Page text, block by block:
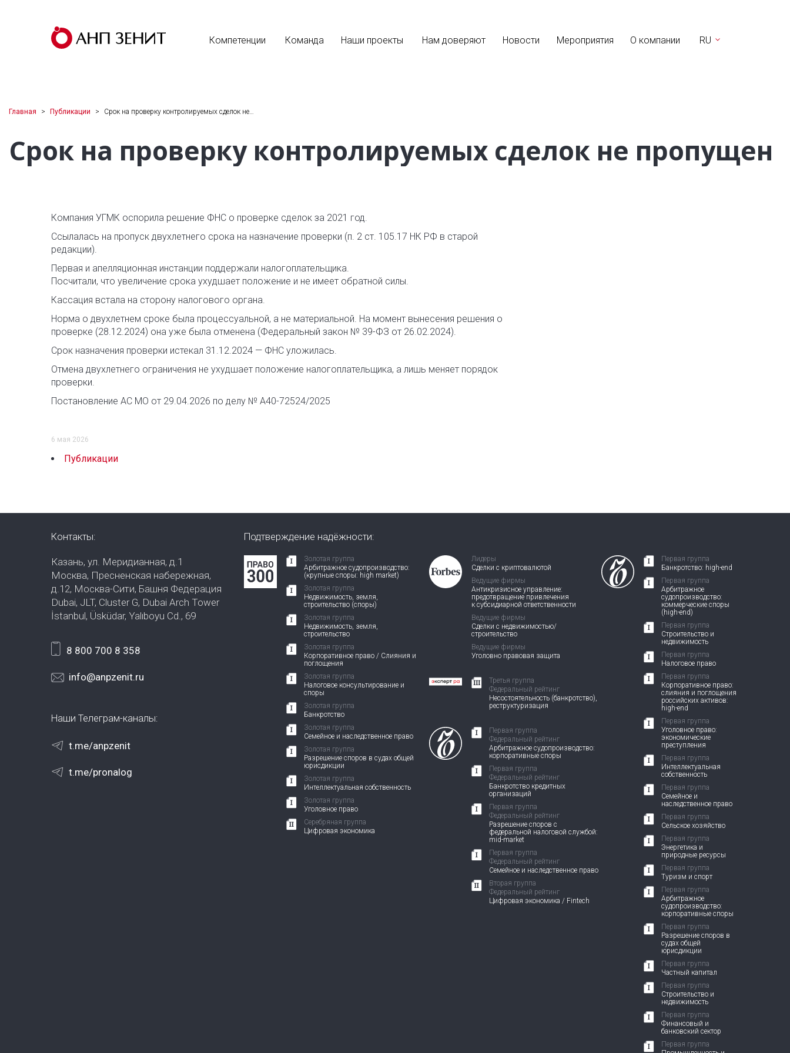
Компетенции Команда Наши проекты Нам доверяют Новости Мероприятия О компании RU
Главная Публикации Срок на проверку контролируемых сделок не…
Срок на проверку контролируемых сделок не пропущен
Компания УГМК оспорила решение ФНС о проверке сделок за 2021 год.
Ссылалась на пропуск двухлетнего срока на назначение проверки (п. 2 ст. 105.17 НК РФ в старой
редакции).
Первая и апелляционная инстанции поддержали налогоплательщика.
Посчитали, что увеличение срока ухудшает положение и не имеет обратной силы.
Кассация встала на сторону налогового органа.
Норма о двухлетнем сроке была процессуальной, а не материальной. На момент вынесения решения о
проверке (28.12.2024) она уже была отменена (Федеральный закон № 39-ФЗ от 26.02.2024).
Срок назначения проверки истекал 31.12.2024 — ФНС уложилась.
Отмена двухлетнего ограничения не ухудшает положение налогоплательщика, а лишь меняет порядок
проверки.
Постановление АС МО от 29.04.2026 по делу № А40-72524/2025
6 мая 2026
Публикации
Контакты:
Казань, ул. Меридианная, д.1
Москва, Пресненская набережная,
д.12, Москва-Сити, Башня Федерация
Dubai, JLT, Cluster G, Dubai Arch Tower
İstanbul, Üsküdar, Yalıboyu Cd., 69
8 800 700 8 358
info@anpzenit.ru
Наши Телеграм-каналы:
t.me/anpzenit
t.me/pronalog
Подтверждение надёжности:
Золотая группа
Арбитражное судопроизводство:
(крупные споры: high market)
Золотая группа
Недвижимость, земля,
строительство (споры)
Золотая группа
Недвижимость, земля,
строительство
Золотая группа
Корпоративное право / Слияния и
поглощения
Золотая группа
Налоговое консультирование и
споры
Золотая группа
Банкротство
Золотая группа
Семейное и наследственное право
Золотая группа
Разрешение споров в судах общей
юрисдикции
Золотая группа
Интеллектуальная собственность
Золотая группа
Уголовное право
Серебряная группа
Цифровая экономика
Лидеры
Сделки с криптовалютой
Ведущие фирмы
Антикризисное управление:
предотвращение привлечения
к субсидиарной ответственности
Ведущие фирмы
Сделки с недвижимостью/
строительство
Ведущие фирмы
Уголовно правовая защита
Третья группа
Федеральный рейтинг
Несостоятельность (банкротство),
реструктуризация
Первая группа
Федеральный рейтинг
Арбитражное судопроизводство:
корпоративные споры
Первая группа
Федеральный рейтинг
Банкротство кредитных
организаций
Первая группа
Федеральный рейтинг
Разрешение споров с
федеральной налоговой службой:
mid-market
Первая группа
Федеральный рейтинг
Семейное и наследственное право
Вторая группа
Федеральный рейтинг
Цифровая экономика / Fintech
Первая группа
Банкротство: high-end
Первая группа
Арбитражное
судопроизводство:
коммерческие споры
(high-end)
Первая группа
Строительство и
недвижимость
Первая группа
Налоговое право
Первая группа
Корпоративное право:
слияния и поглощения
российских активов:
high-end
Первая группа
Уголовное право:
экономические
преступления
Первая группа
Интеллектуальная
собственность
Первая группа
Семейное и
наследственное право
Первая группа
Сельское хозяйство
Первая группа
Энергетика и
природные ресурсы
Первая группа
Туризм и спорт
Первая группа
Арбитражное
судопроизводство:
корпоративные споры
Первая группа
Разрешение споров в
судах общей
юрисдикции
Первая группа
Частный капитал
Первая группа
Строительство и
недвижимость
Первая группа
Финансовый и
банковский сектор
Первая группа